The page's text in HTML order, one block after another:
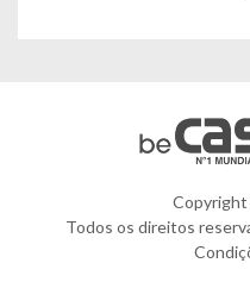
Todos os direitos